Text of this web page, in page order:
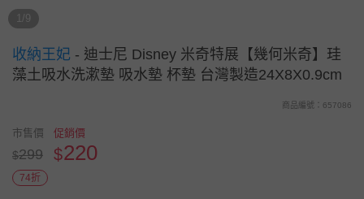
1/9
收納王妃 - 迪士尼 Disney 米奇特展【幾何米奇】珪
藻土吸水洗漱墊 吸水墊 杯墊 台灣製造24X8X0.9cm
商品編號：657086
市售價
$299
促銷價
$220
74折